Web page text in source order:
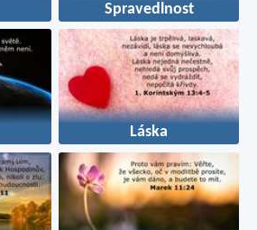
Spravedlnost
Láska